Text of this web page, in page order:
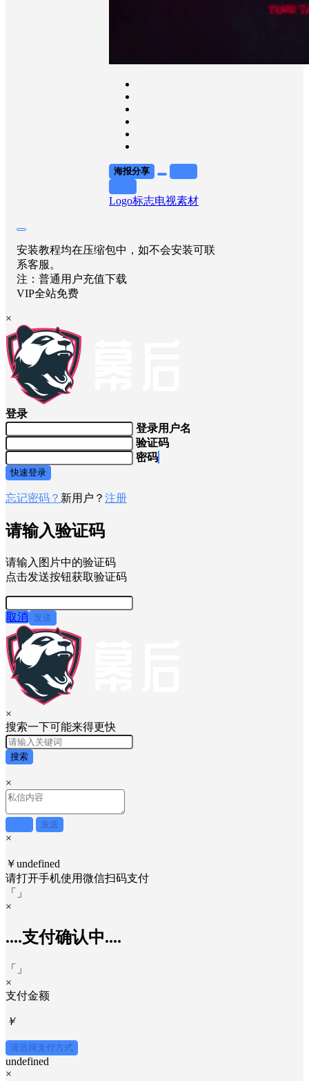
海报分享
Logo标志电视素材
安装教程均在压缩包中，如不会安装可联
系客服。
注：普通用户充值下载
VIP全站免费
×
登录
登录用户名
验证码
密码
快速登录
忘记密码？ 新用户？ 注册
请输入验证码
请输入图片中的验证码
点击发送按钮获取验证码
取消 发送
×
搜索一下可能来得更快
搜索
×
发送
×
￥undefined
请打开手机使用微信扫码支付
「
」
×
....支付确认中....
「
」
×
支付金额
￥
请选择支付方式
undefined
×